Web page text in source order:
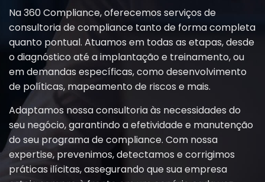
Na 360 Compliance, oferecemos serviços de
consultoria de compliance tanto de forma completa
quanto pontual. Atuamos em todas as etapas, desde
o diagnóstico até a implantação e treinamento, ou
em demandas específicas, como desenvolvimento
de políticas, mapeamento de riscos e mais.
Adaptamos nossa consultoria às necessidades do
seu negócio, garantindo a efetividade e manutenção
do seu programa de compliance. Com nossa
expertise, prevenimos, detectamos e corrigimos
práticas ilícitas, assegurando que sua empresa